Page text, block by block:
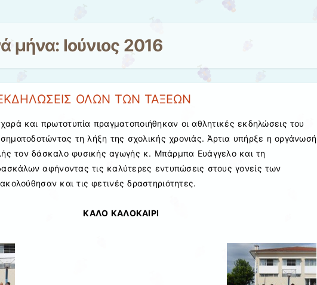
μήνα: Ιούνιος 2016
ΟΛΩΝ ΤΩΝ ΤΑΞΕΩΝ
και πρωτοτυπία πραγματοποιήθηκαν οι αθλητικές εκδηλώσεις του
τη λήξη της σχολικής χρονιάς. Άρτια υπήρξε η οργάνωσή
τον δάσκαλο φυσικής αγωγής κ. Μπάρμπα Ευάγγελο και τη
αφήνοντας τις καλύτερες εντυπώσεις στους γονείς των
και τις φετινές δραστηριότητες.
ΚΑΛΟ ΚΑΛΟΚΑΙΡΙ